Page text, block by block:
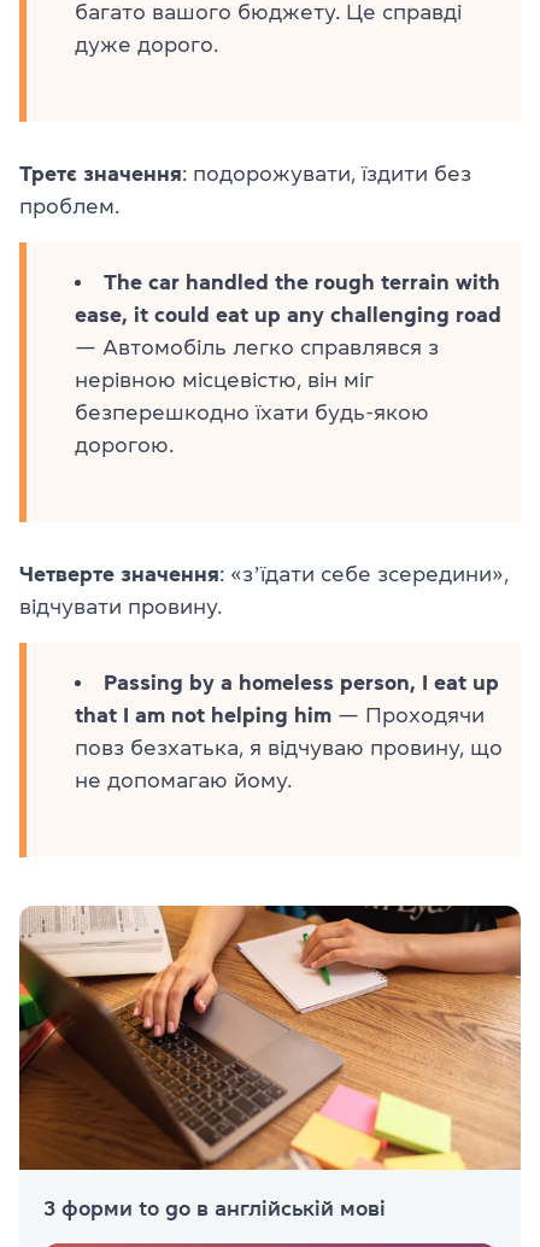
багато вашого бюджету. Це справді
дуже дорого.
Третє значення: подорожувати, їздити без
проблем.
The car handled the rough terrain with
ease, it could eat up any challenging road
— Автомобіль легко справлявся з
нерівною місцевістю, він міг
безперешкодно їхати будь-якою
дорогою.
Четверте значення: «зʼїдати себе зсередини»,
відчувати провину.
Passing by a homeless person, I eat up
that I am not helping him — Проходячи
повз безхатька, я відчуваю провину, що
не допомагаю йому.
3 форми to go в англійській мові